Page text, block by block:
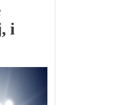
i